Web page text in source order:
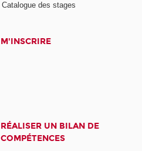
Catalogue des stages
M'INSCRIRE
RÉALISER UN BILAN DE
COMPÉTENCES